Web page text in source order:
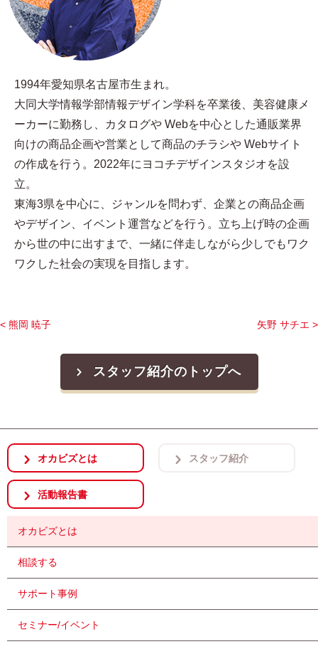
1994年愛知県名古屋市生まれ。
大同大学情報学部情報デザイン学科を卒業後、美容健康メ
ーカーに勤務し、カタログや Webを中心とした通販業界
向けの商品企画や営業として商品のチラシや Webサイト
の作成を行う。2022年にヨコチデザインスタジオを設
立。
東海3県を中心に、ジャンルを問わず、企業との商品企画
やデザイン、イベント運営などを行う。立ち上げ時の企画
から世の中に出すまで、一緒に伴走しながら少しでもワク
ワクした社会の実現を目指します。
< 熊岡 暁子 矢野 サチエ >
スタッフ紹介のトップへ
オカビズとは スタッフ紹介
活動報告書
オカビズとは
相談する
サポート事例
セミナー/イベント